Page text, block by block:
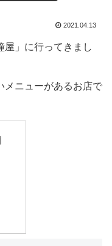
2021.04.13
」に行ってきまし
メニューがあるお店で